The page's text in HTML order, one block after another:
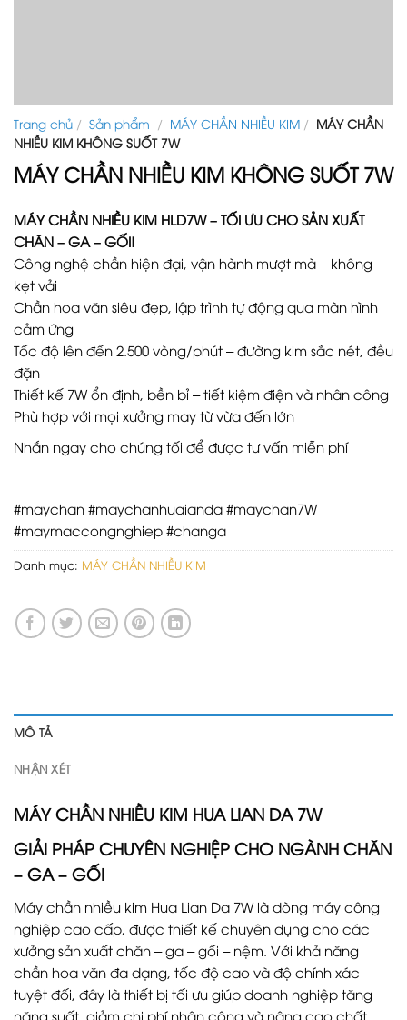
Trang chủ / Sản phẩm / MÁY CHẦN NHIỀU KIM / MÁY CHẦN
NHIỀU KIM KHÔNG SUỐT 7W
MÁY CHẦN NHIỀU KIM KHÔNG SUỐT 7W
MÁY CHẦN NHIỀU KIM HLD7W – TỐI ƯU CHO SẢN XUẤT
CHĂN – GA – GỐI!
Công nghệ chần hiện đại, vận hành mượt mà – không
kẹt vải
Chần hoa văn siêu đẹp, lập trình tự động qua màn hình
cảm ứng
Tốc độ lên đến 2.500 vòng/phút – đường kim sắc nét, đều
đặn
Thiết kế 7W ổn định, bền bỉ – tiết kiệm điện và nhân công
Phù hợp với mọi xưởng may từ vừa đến lớn
Nhắn ngay cho chúng tối để được tư vấn miễn phí
#maychan #maychanhuaianda #maychan7W
#maymaccongnghiep #changa
Danh mục: MÁY CHẦN NHIỀU KIM
MÔ TẢ
NHẬN XÉT
MÁY CHẦN NHIỀU KIM HUA LIAN DA 7W
GIẢI PHÁP CHUYÊN NGHIỆP CHO NGÀNH CHĂN
– GA – GỐI
Máy chần nhiều kim Hua Lian Da 7W là dòng máy công
nghiệp cao cấp, được thiết kế chuyên dụng cho các
xưởng sản xuất chăn – ga – gối – nệm. Với khả năng
chần hoa văn đa dạng, tốc độ cao và độ chính xác
tuyệt đối, đây là thiết bị tối ưu giúp doanh nghiệp tăng
năng suất, giảm chi phí nhân công và nâng cao chất